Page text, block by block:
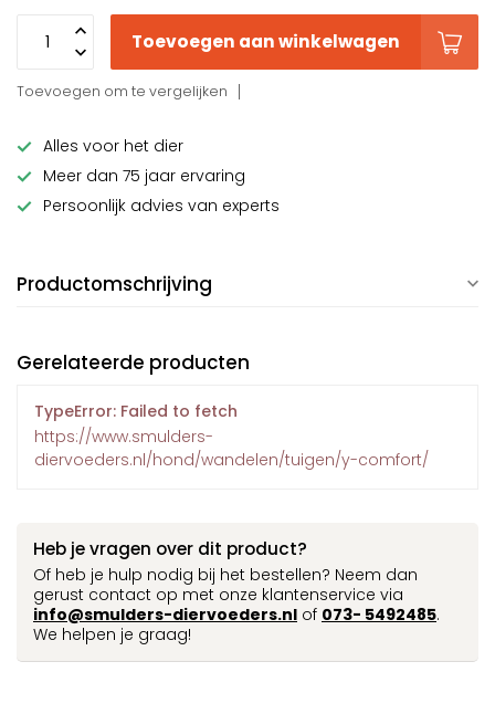
Toevoegen aan winkelwagen
Toevoegen om te vergelijken
Alles voor het dier
Meer dan 75 jaar ervaring
Persoonlijk advies van experts
Productomschrijving
Gerelateerde producten
TypeError: Failed to fetch
https://www.smulders-
diervoeders.nl/hond/wandelen/tuigen/y-comfort/
Heb je vragen over dit product?
Of heb je hulp nodig bij het bestellen? Neem dan
gerust contact op met onze klantenservice via
info@smulders-diervoeders.nl of 073- 5492485.
We helpen je graag!